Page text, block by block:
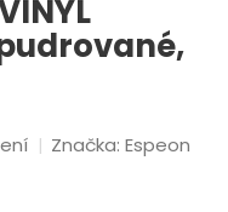
Značka:Espeon